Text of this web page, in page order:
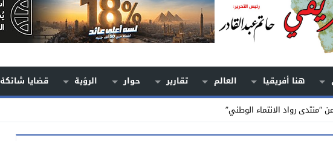
هنا أفريقيا العالم تقارير حوار الرؤية قضايا شائكة
“منتدى رواد الانتماء الوطني”